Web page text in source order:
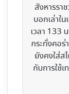
สังหารรา
บอกเล่าใ
เวลา 133
กระทั่งคอร่
ยังคงใส่ส
กับการใช้